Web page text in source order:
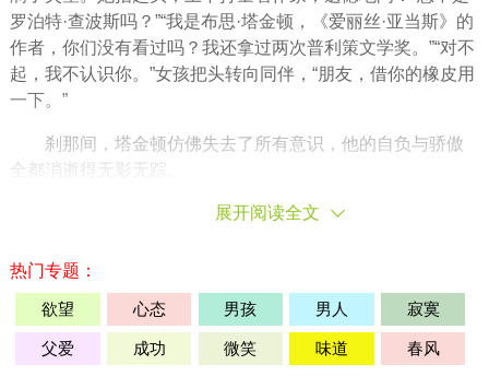
罗泊特·查波斯吗？”“我是布思·塔金顿，《爱丽丝·亚当斯》的
作者，你们没有看过吗？我还拿过两次普利策文学奖。”“对不
起，我不认识你。”女孩把头转向同伴，“朋友 ，借你的橡皮用
一下。”
刹那间，塔金顿仿佛失去了所有意识，他的自负与骄傲
全都消逝得无影无踪。
世界是一个大舞台，每个生命都在演绎着自己的角色，
的不会知道你是谁。所以，
远不要觉得自己如何了得、多么有光辉，那样的结果是只能
让你自己失望。
展开阅读全文
热门专题：
欲望 心态 男孩 男人 寂寞
父爱 成功 微笑 味道 春风